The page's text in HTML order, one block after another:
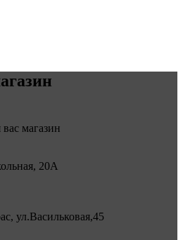
магазин
20А
ул.Васильковая,45